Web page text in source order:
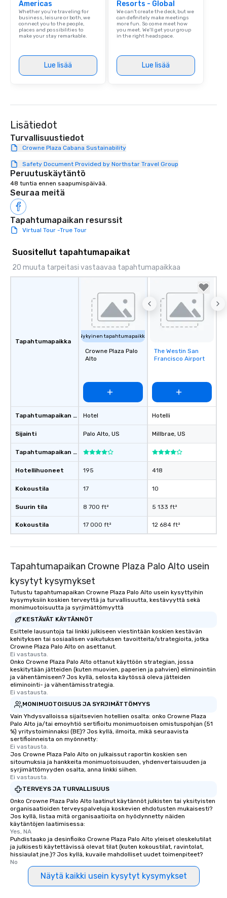
Americas
Whether you’re traveling for
business, leisure or both, we
connect you to the people,
places and possibilities to
make your stay remarkable.
Lue lisää
Resorts - Global
We can't create the deck, but we
can definitely make meetings
more fun. So come meet how
you meet. We'll get your group
in the right headspace.
Lue lisää
Lisätiedot
Turvallisuustiedot
Crowne Plaza Cabana Sustainability
Safety Document Provided by Northstar Travel Group
Peruutuskäytäntö
48 tuntia ennen saapumispäivää.
Seuraa meitä
Tapahtumapaikan resurssit
Virtual Tour -True Tour
Suositellut tapahtumapaikat
20 muuta tarpeitasi vastaavaa tapahtumapaikkaa
Tapahtumapaikka
Tapahtumapaikan tyyppi
Sijainti
Tapahtumapaikan luokitus
Hotellihuoneet
Kokoustila
Suurin tila
Kokoustila
Nykyinen tapahtumapaikka
Crowne Plaza Palo
Alto
Hotel
Palo Alto, US
195
17
8 700 ft²
17 000 ft²
Removed from
favorites
The Westin San
Francisco Airport
Hotelli
Millbrae, US
418
10
5 133 ft²
12 684 ft²
Tapahtumapaikan Crowne Plaza Palo Alto usein
kysytyt kysymykset
Tutustu tapahtumapaikan Crowne Plaza Palo Alto usein kysyttyihin
kysymyksiin koskien terveyttä ja turvallisuutta, kestävyyttä sekä
monimuotoisuutta ja syrjimättömyyttä
KESTÄVÄT KÄYTÄNNÖT
Esittele lausuntoja tai linkki julkiseen viestintään koskien kestävän
kehityksen tai sosiaalisen vaikutuksen tavoitteita/strategioita, jotka
Crowne Plaza Palo Alto on asettanut.
Ei vastausta.
Onko Crowne Plaza Palo Alto ottanut käyttöön strategian, jossa
keskitytään jätteiden (kuten muovien, paperien ja pahvien) eliminointiin
ja vähentämiseen? Jos kyllä, selosta käytössä oleva jätteiden
eliminointi- ja vähentämisstrategia.
Ei vastausta.
MONIMUOTOISUUS JA SYRJIMÄTTÖMYYS
Vain Yhdysvalloissa sijaitsevien hotellien osalta: onko Crowne Plaza
Palo Alto ja/tai emoyhtiö sertifioitu monimuotoisen omistuspohjan (51
%) yritystoiminnaksi (BE)? Jos kyllä, ilmoita, mikä seuraavista
sertifioinneista on myönnetty:
Ei vastausta.
Jos Crowne Plaza Palo Alto on julkaissut raportin koskien sen
sitoumuksia ja hankkeita monimuotoisuuden, yhdenvertaisuuden ja
syrjimättömyyden osalta, anna linkki siihen.
Ei vastausta.
TERVEYS JA TURVALLISUUS
Onko Crowne Plaza Palo Alto laatinut käytännöt julkisten tai yksityisten
organisaatioiden terveyspalveluja koskevien ehdotusten mukaisesti?
Jos kyllä, listaa mitä organisaatioita on hyödynnetty näiden
käytäntöjen laatimisessa:
Yes, NA
Puhdistaako ja desinfioiko Crowne Plaza Palo Alto yleiset oleskelutilat
ja julkisesti käytettävissä olevat tilat (kuten kokoustilat, ravintolat,
hissiaulat jne.)? Jos kyllä, kuvaile mahdolliset uudet toimenpiteet?
No
Näytä kaikki usein kysytyt kysymykset